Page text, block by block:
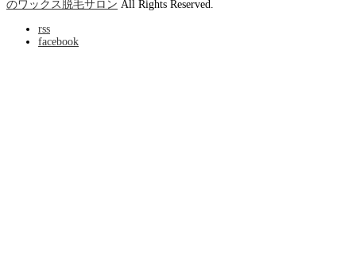
のワックス脱毛サロン All Rights Reserved.
rss
facebook